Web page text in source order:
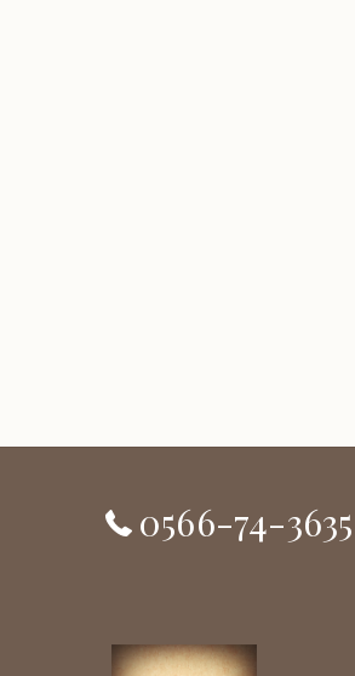
0566-74-3635